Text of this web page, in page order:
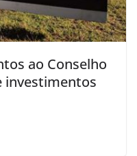
ao Conselho
investimentos